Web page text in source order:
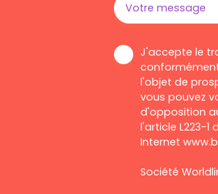
Votre message
J'accepte le
conformément
l'objet de
vous pouvez
d'opposition
l'article L223-
Internet
Société